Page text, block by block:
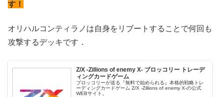
す！
オリハルコンティラノは自身をリブートすることで何回も
攻撃するデッキです．
Z/X -Zillions of enemy X- ブロッコリー トレーデ
ィングカードゲーム
ブロッコリーが送る『無料で始められる』本格的戦略トレ
ーディングカードゲーム Z/X -Zillions of enemy X-の公式
WEBサイト。